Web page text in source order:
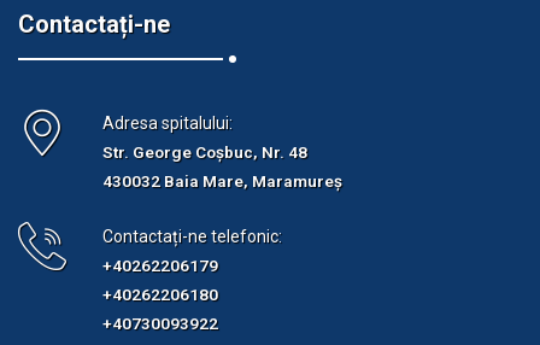
Contactați-ne
Adresa spitalului:
Str. George Coșbuc, Nr. 48
430032 Baia Mare, Maramureș
Contactați-ne telefonic:
+40262206179
+40262206180
+40730093922